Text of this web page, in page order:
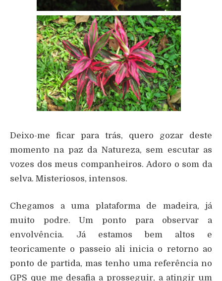
Deixo-me ficar para trás, quero gozar deste
momento na paz da Natureza, sem escutar as
vozes dos meus companheiros. Adoro o som da
selva. Misteriosos, intensos.
Chegamos a uma plataforma de madeira, já
muito podre. Um ponto para observar a
envolvência. Já estamos bem altos e
teoricamente o passeio ali inicia o retorno ao
ponto de partida, mas tenho uma referência no
GPS que me desafia a prosseguir, a atingir um